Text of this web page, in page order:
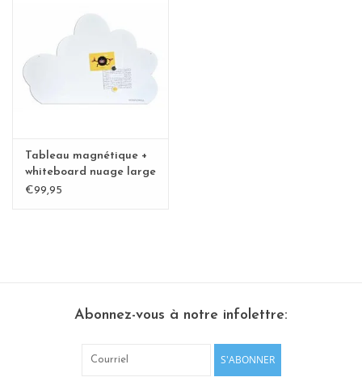
Etagères Shelves
Rectangulaire, carrées, rondes
Tableau magnétique +
whiteboard nuage large
€99,95
Abonnez-vous à notre infolettre:
S'ABONNER